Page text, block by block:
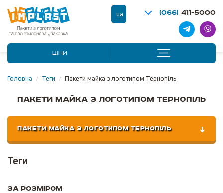
ua (066) 411-5000
ЦІНИ
Головна / Теги / Пакети майка з логотипом Тернопіль
Пакети майка з логотипом Тернопіль
ПАКЕТИ МАЙКА З ЛОГОТИПОМ ТЕРНОПІЛЬ
Теги
За розміром